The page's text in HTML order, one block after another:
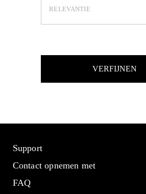
VERFIJNEN
Support
Contact opnemen met
FAQ